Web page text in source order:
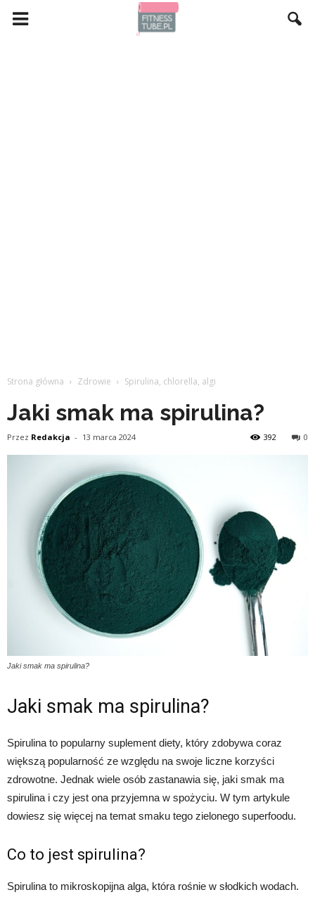
Strona główna Zdrowie Spirulina, chlorella, algi
Jaki smak ma spirulina?
Przez Redakcja - 13 marca 2024 0
392
Jaki smak ma spirulina?
Jaki smak ma spirulina?
Spirulina to popularny suplement diety, który zdobywa coraz
większą popularność ze względu na swoje liczne korzyści
zdrowotne. Jednak wiele osób zastanawia się, jaki smak ma
spirulina i czy jest ona przyjemna w spożyciu. W tym artykule
dowiesz się więcej na temat smaku tego zielonego superfoodu.
Co to jest spirulina?
Spirulina to mikroskopijna alga, która rośnie w słodkich wodach.